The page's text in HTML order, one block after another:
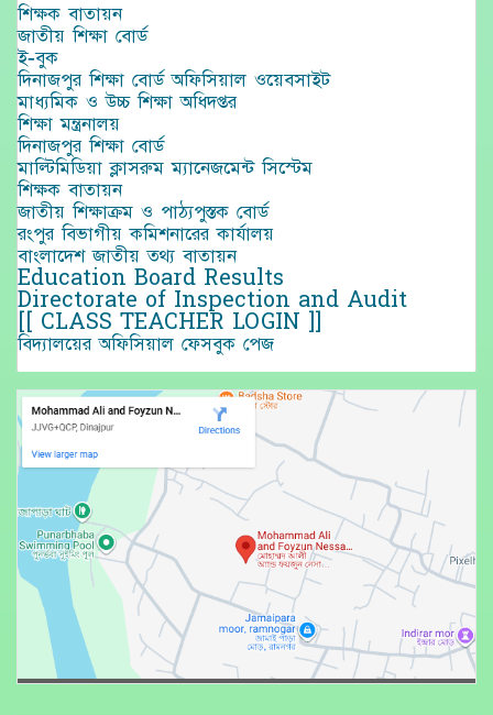
শিক্ষক বাতায়ন
জাতীয় শিক্ষা বোর্ড
ই-বুক
দিনাজপুর শিক্ষা বোর্ড অফিসিয়াল ওয়েবসাইট
মাধ্যমিক ও উচ্চ শিক্ষা অধিদপ্তর
শিক্ষা মন্ত্রনালয়
দিনাজপুর শিক্ষা বোর্ড
মাল্টিমিডিয়া ক্লাসরুম ম্যানেজমেন্ট সিস্টেম
শিক্ষক বাতায়ন
জাতীয় শিক্ষাক্রম ও পাঠ্যপুস্তক বোর্ড
রংপুর বিভাগীয় কমিশনারের কার্যালয়
বাংলাদেশ জাতীয় তথ্য বাতায়ন
Education Board Results
Directorate of Inspection and Audit
[[ CLASS TEACHER LOGIN ]]
বিদ্যালয়ের অফিসিয়াল ফেসবুক পেজ